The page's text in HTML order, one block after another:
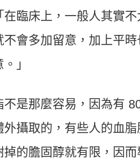
在臨床上，一般人其實
不會多加留意，加上平
」
不是那麼容易，因為有
外攝取的，有些人的血
掉的膽固醇就有限，因